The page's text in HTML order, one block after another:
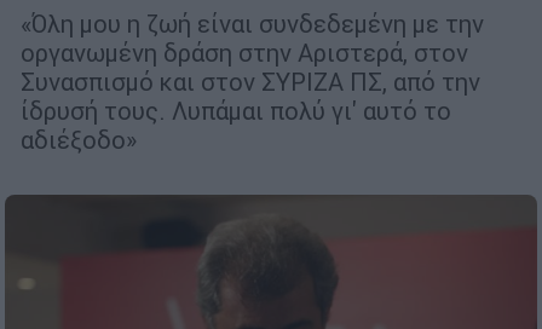
«Όλη μου η ζωή είναι συνδεδεμένη με την
οργανωμένη δράση στην Αριστερά, στον
Συνασπισμό και στον ΣΥΡΙΖΑ ΠΣ, από την
ίδρυσή τους. Λυπάμαι πολύ γι' αυτό το
αδιέξοδο»